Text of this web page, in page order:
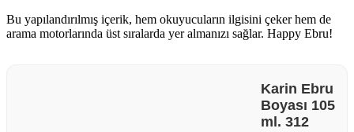
Bu yapılandırılmış içerik, hem okuyucuların ilgisini çeker hem de
arama motorlarında üst sıralarda yer almanızı sağlar. Happy Ebru!
Karin Ebru
Boyası 105
ml. 312